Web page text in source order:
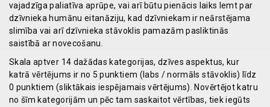
vajadzīga paliatīva aprūpe, vai arī būtu pienācis laiks lemt par
dzīvnieka humānu eitanāziju, kad dzīvniekam ir neārstējama
slimība vai arī dzīvnieka stāvoklis pamazām pasliktinās
saistībā ar novecošanu.
Skala aptver 14 dažādas kategorijas, dzīves aspektus, kur
katrā vērtējums ir no 5 punktiem (labs / normāls stāvoklis) līdz
0 punktiem (sliktākais iespējamais vērtējums). Novērtējot katru
no šīm kategorijām un pēc tam saskaitot vērtības, tiek iegūts